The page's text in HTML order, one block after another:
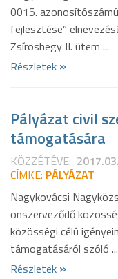
0015.
fejlesztése”
Zsíroshegy II. ütem ...
Részletek »
Pályázat civil
támogatására
KÖZZÉTÉVE:
CÍMKE: PÁLYÁZAT
Nagykovácsi
önszerveződő
közösségi célú
támogatásáról szóló ...
Részletek »